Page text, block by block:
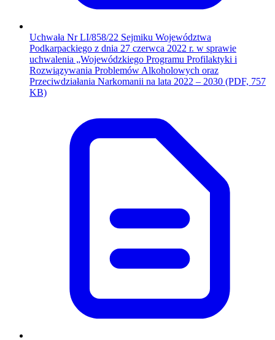
Uchwała Nr LI/858/22 Sejmiku Województwa
Podkarpackiego z dnia 27 czerwca 2022 r. w sprawie
uchwalenia „Wojewódzkiego Programu Profilaktyki i
Rozwiązywania Problemów Alkoholowych oraz
Przeciwdziałania Narkomanii na lata 2022 – 2030 (PDF, 757
KB)(otwiera się w nowym oknie)